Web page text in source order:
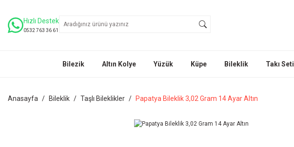
Hızlı Destek
0532 763 36 61
Bilezik Altın Kolye Yüzük Küpe Bileklik Takı Seti
Anasayfa Bileklik Taşlı Bileklikler Papatya Bileklik 3,02 Gram 14 Ayar Altın